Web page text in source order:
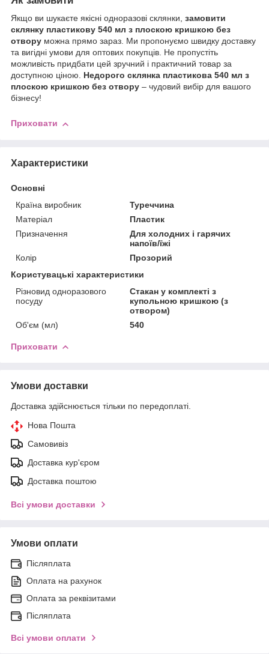
Якщо ви шукаєте якісні одноразові склянки, замовити
склянку пластикову 540 мл з плоскою кришкою без
отвору можна прямо зараз. Ми пропонуємо швидку доставку
та вигідні умови для оптових покупців. Не пропустіть
можливість придбати цей зручний і практичний товар за
доступною ціною. Недорого склянка пластикова 540 мл з
плоскою кришкою без отвору – чудовий вибір для вашого
бізнесу!
Приховати
Характеристики
Основні
Країна виробник
Туреччина
Матеріал
Пластик
Призначення
Для холодних і гарячих
напоїв/їжі
Колір
Прозорий
Користувацькі характеристики
Різновид одноразового
посуду
Стакан у комплекті з
купольною кришкою (з
отвором)
Об'єм (мл)
540
Приховати
Умови доставки
Доставка здійснюється тільки по передоплаті.
Нова Пошта
Самовивіз
Доставка кур'єром
Доставка поштою
Всі умови доставки
Умови оплати
Післяплата
Оплата на рахунок
Оплата за реквізитами
Післяплата
Всі умови оплати